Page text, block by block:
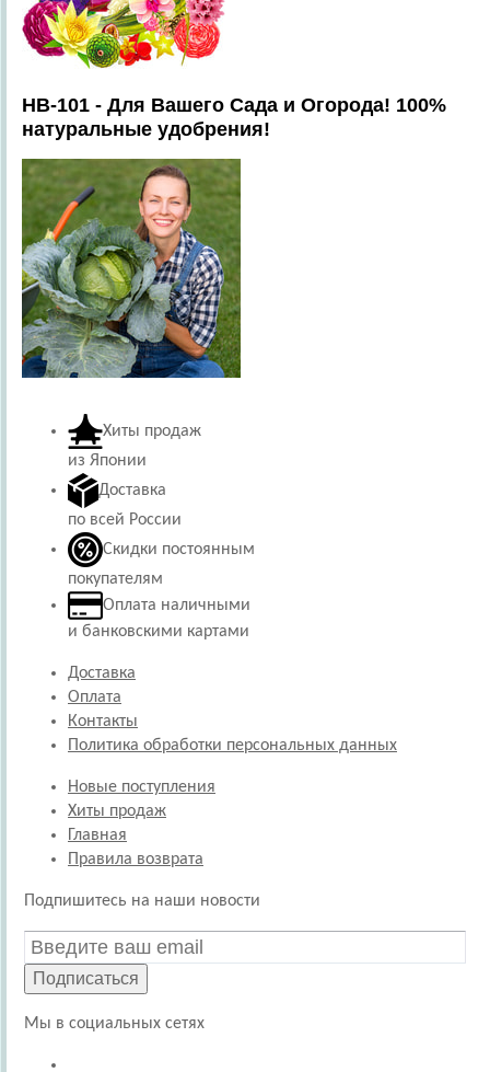
HB-101 - Для Вашего Сада и Огорода! 100%
натуральные удобрения!
Хиты продаж
из Японии
Доставка
по всей России
Скидки постоянным
покупателям
Оплата наличными
и банковскими картами
Доставка
Оплата
Контакты
Политика обработки персональных данных
Новые поступления
Хиты продаж
Главная
Правила возврата
Подпишитесь на наши новости
Подписаться
Мы в социальных сетях